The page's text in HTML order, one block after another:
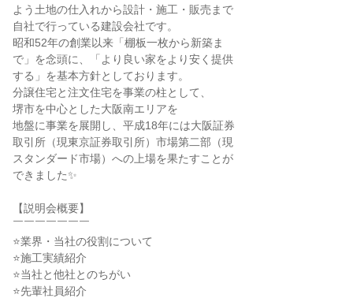
よう土地の仕入れから設計・施工・販売まで
自社で行っている建設会社です。
昭和52年の創業以来「棚板一枚から新築ま
で」を念頭に、「より良い家をより安く提供
する」を基本方針としております。
分譲住宅と注文住宅を事業の柱として、
堺市を中心とした大阪南エリアを
地盤に事業を展開し、平成18年には大阪証券
取引所（現東京証券取引所）市場第二部（現
スタンダード市場）への上場を果たすことが
できました✨
【説明会概要】
￣￣￣￣￣￣￣
⭐業界・当社の役割について
⭐施工実績紹介
⭐当社と他社とのちがい
⭐先輩社員紹介